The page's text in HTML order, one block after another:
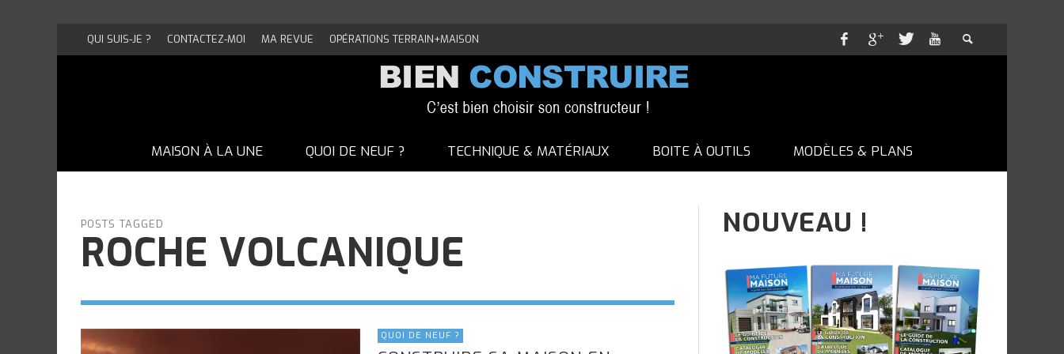
QUI SUIS-JE ? CONTACTEZ-MOI MA REVUE OPÉRATIONS TERRAIN+MAISON
MAISON À LA UNE
UNE MAISON EN BRIQUE PAS COMME
QUOI DE NEUF ?
UNE MAISON EN BRIQUE PAS COMME
TECHNIQUE & MATÉRIAUX
UNE MAISON EN BRIQUE PAS COMME
BOITE À OUTILS MODÈLES & PLANS
UNE MAISON EN BRIQUE PAS COMME
POSTS TAGGED
ROCHE VOLCANIQUE
QUOI DE NEUF ?
NOUVEAU !